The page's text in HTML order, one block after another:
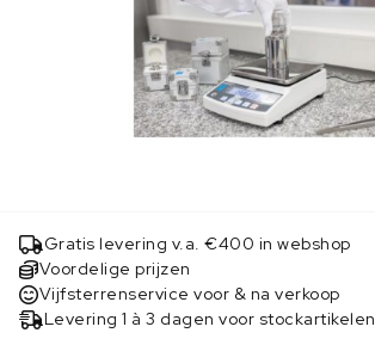
Gratis levering v.a. €400 in webshop
Voordelige prijzen
Vijfsterrenservice voor & na verkoop
Levering 1 à 3 dagen voor stockartikelen